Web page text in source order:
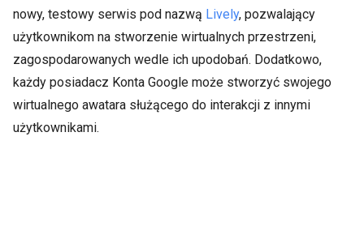
nowy, testowy serwis pod nazwą Lively, pozwalający
użytkownikom na stworzenie wirtualnych przestrzeni,
zagospodarowanych wedle ich upodobań. Dodatkowo,
każdy posiadacz Konta Google może stworzyć swojego
wirtualnego awatara służącego do interakcji z innymi
użytkownikami.